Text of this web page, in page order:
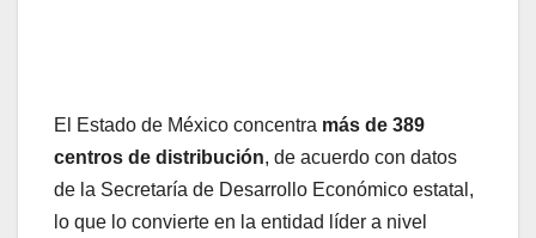
El Estado de México concentra más de 389
centros de distribución, de acuerdo con datos
de la Secretaría de Desarrollo Económico estatal,
lo que lo convierte en la entidad líder a nivel